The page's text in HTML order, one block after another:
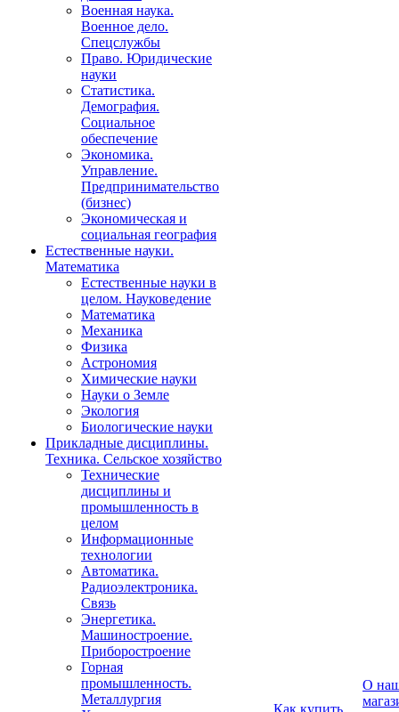
Военная наука.
Военное дело.
Спецслужбы
Право. Юридические
науки
Статистика.
Демография.
Социальное
обеспечение
Экономика.
Управление.
Предпринимательство
(бизнес)
Экономическая и
социальная география
Естественные науки.
Математика
Естественные науки в
целом. Науковедение
Математика
Механика
Физика
Астрономия
Химические науки
Науки о Земле
Экология
Биологические науки
Прикладные дисциплины.
Техника. Сельское хозяйство
Технические
дисциплины и
промышленность в
целом
Информационные
технологии
Автоматика.
Радиоэлектроника.
Связь
Энергетика.
Машиностроение.
Приборостроение
Горная
промышленность.
Металлургия
Как купить
О